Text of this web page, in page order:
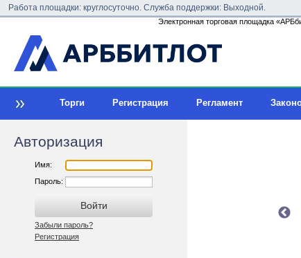
Работа площадки: круглосуточно. Служба поддержки: Выходной.
Электронная торговая площадка
Торги Регистрация Регламент
Авторизация
Имя:
Пароль:
Забыли пароль?
Регистрация